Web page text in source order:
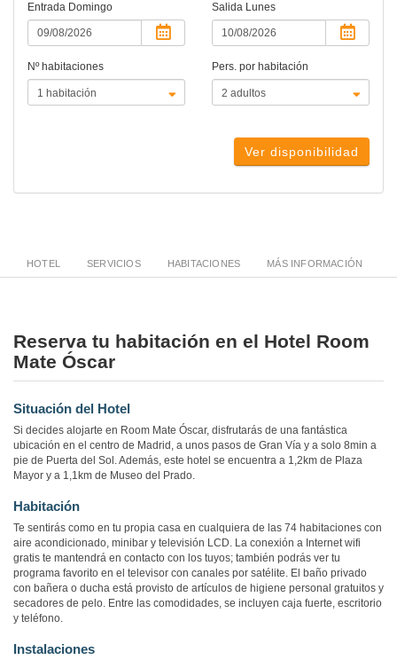
Entrada Domingo Salida Lunes
Nº habitaciones Pers. por habitación
Ver disponibilidad
HOTEL SERVICIOS HABITACIONES MÁS INFORMACIÓN
Reserva tu habitación en el Hotel Room
Mate Óscar
Situación del Hotel
Si decides alojarte en Room Mate Óscar, disfrutarás de una fantástica
ubicación en el centro de Madrid, a unos pasos de Gran Vía y a solo 8min a
pie de Puerta del Sol. Además, este hotel se encuentra a 1,2km de Plaza
Mayor y a 1,1km de Museo del Prado.
Habitación
Te sentirás como en tu propia casa en cualquiera de las 74 habitaciones con
aire acondicionado, minibar y televisión LCD. La conexión a Internet wifi
gratis te mantendrá en contacto con los tuyos; también podrás ver tu
programa favorito en el televisor con canales por satélite. El baño privado
con bañera o ducha está provisto de artículos de higiene personal gratuitos y
secadores de pelo. Entre las comodidades, se incluyen caja fuerte, escritorio
y teléfono.
Instalaciones